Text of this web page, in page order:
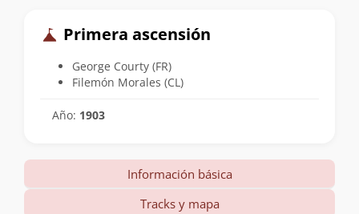
Primera ascensión
George Courty (FR)
Filemón Morales (CL)
Año: 1903
Información básica
Tracks y mapa